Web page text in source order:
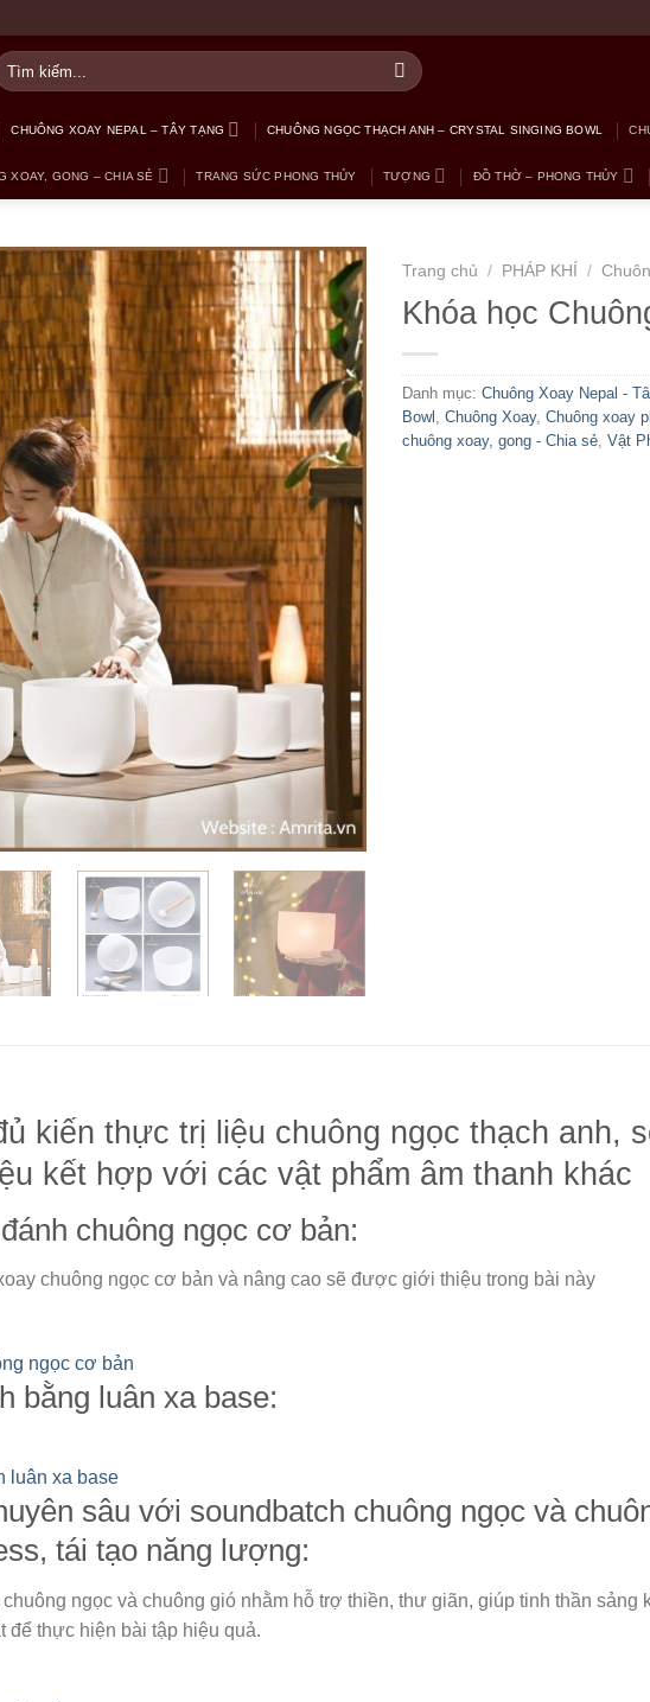
CHUÔNG XOAY NEPAL – TÂY TẠNG CHUÔNG NGỌC THẠCH ANH – CRYSTAL SINGING BOWL
XOAY, GONG – CHIA SẺ TRANG SỨC PHONG THỦY TƯỢNG ĐỒ THỜ – PHONG THỦY
Trang chủ / PHÁP KHÍ /
Khóa học
Danh mục: Chuông Xoay Nepal -
Bowl
Chuông Xoay, Chuông xoay
chuông xoay, gong - Chia sẻ Vật
kiến thực trị liệu chuông ngọc thạch anh,
kết hợp với các vật phẩm âm thanh khác
chuông ngọc cơ bản:
chuông ngọc cơ bản và nâng cao sẽ được giới thiệu trong bài này
ngọc cơ bản
bằng luân xa base:
luân xa base
sâu với soundbatch chuông ngọc và
tái tạo năng lượng:
ngọc và chuông gió nhằm hỗ trợ thiền, thư giãn, giúp tinh thần
để thực hiện bài tập hiệu quả.